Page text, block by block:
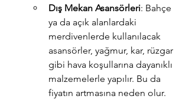
Dış Mekan Asansörleri: Bahçe
ya da açık alanlardaki
merdivenlerde kullanılacak
asansörler, yağmur, kar, rüzgar
gibi hava koşullarına dayanıklı
malzemelerle yapılır. Bu da
fiyatın artmasına neden olur.